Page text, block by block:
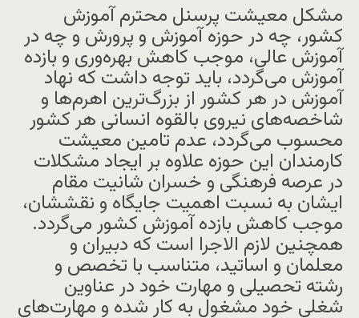
مشکل معیشت پرسنل محترم آموزش
کشور، چه در حوزه آموزش و پرورش و چه در
آموزش عالی، موجب کاهش بهره‌وری و بازده
آموزش می‌گردد، باید توجه داشت که نهاد
آموزش در هر کشور از بزرگ‌ترین اهرم‌ها و
شاخصه‌های نیروی بالقوه انسانی هر کشور
محسوب می‌گردد، عدم تامین معیشت
کارمندان این حوزه علاوه بر ایجاد مشکلات
در عرصه فرهنگی و خسران شانیت مقام
ایشان به نسبت اهمیت جایگاه و نقششان،
موجب کاهش بازده آموزش کشور می‌گردد.
همچنین لازم الاجرا است که دبیران و
معلمان و اساتید، متناسب با تخصص و
رشته تحصیلی و مهارت خود در عناوین
شغلی خود مشغول به کار شده و مهارت‌های